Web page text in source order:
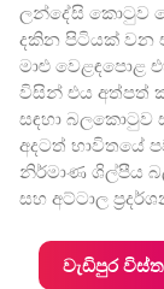
ලන්දේසි කොටුව
දකින පිටියක් වන
මාළු වෙළඳපොළ
විසින් එය අත්පත්
සඳහා බලකොටුව
අදටත් භාවිතයේ
නිර්මාණ ශිල්පීය
සහ අට්ටාල
වැඩිපුර